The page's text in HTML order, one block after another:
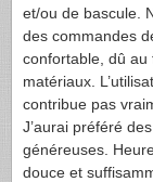
et/ou de bascule.
des commandes
confortable, dû au
matériaux.
contribue pas
J’aurai préféré
généreuses.
douce et